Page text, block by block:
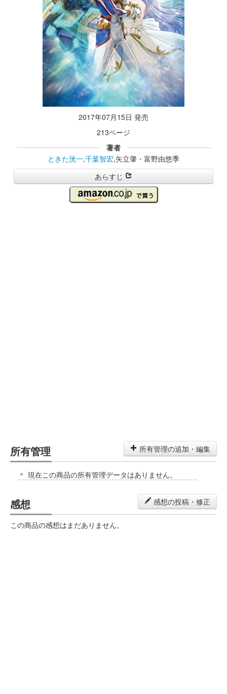
2017年07月15日 発売
213ページ
著者
ときた洸一,千葉智宏,矢立肇・富野由悠季
あらすじ
所有管理 所有管理の追加・編集
現在この商品の所有管理データはありません。
感想 感想の投稿・修正
この商品の感想はまだありません。